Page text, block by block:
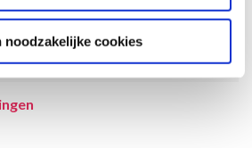
noodzakelijke cookies